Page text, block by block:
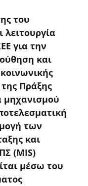
του
για την
και
Πράξης
μηχανισμού
των
και
(MIS)
μέσω του